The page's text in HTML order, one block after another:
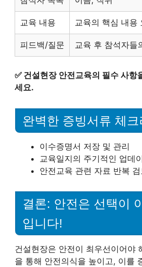
교육 내용 교육의 핵심 내용
피드백/질문 교육 후 참석자들
✅ 건설현장 안전교육의 필수 사항
세요.
완벽한 증빙서류 체크
이수증명서 저장 및 관리
교육일지의 주기적인 업데
안전교육 관련 자료 반복 검
결론: 안전은 선택이
입니다!
건설현장은 안전이 최우선이어야
을 통해 안전의식을 높이고, 이를